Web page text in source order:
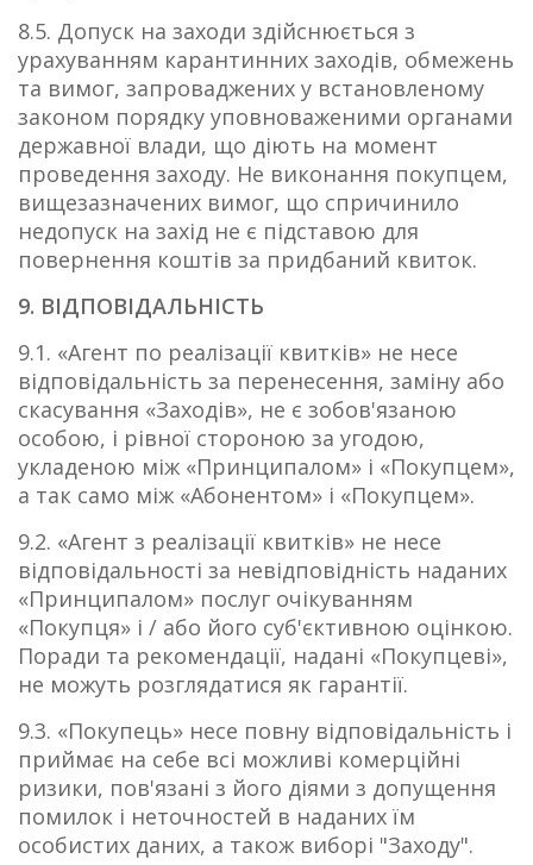
8.5. Допуск на заходи здійснюється з
урахуванням карантинних заходів, обмежень
та вимог, запроваджених у встановленому
законом порядку уповноваженими органами
державної влади, що діють на момент
проведення заходу. Не виконання покупцем,
вищезазначених вимог, що спричинило
недопуск на захід не є підставою для
повернення коштів за придбаний квиток.
9. ВІДПОВІДАЛЬНІСТЬ
9.1. «Агент по реалізації квитків» не несе
відповідальність за перенесення, заміну або
скасування «Заходів», не є зобов'язаною
особою, і рівної стороною за угодою,
укладеною між «Принципалом» і «Покупцем»,
а так само між «Абонентом» і «Покупцем».
9.2. «Агент з реалізації квитків» не несе
відповідальності за невідповідність наданих
«Принципалом» послуг очікуванням
«Покупця» і / або його суб'єктивною оцінкою.
Поради та рекомендації, надані «Покупцеві»,
не можуть розглядатися як гарантії.
9.3. «Покупець» несе повну відповідальність і
приймає на себе всі можливі комерційні
ризики, пов'язані з його діями з допущення
помилок і неточностей в наданих їм
особистих даних, а також виборі "Заходу".